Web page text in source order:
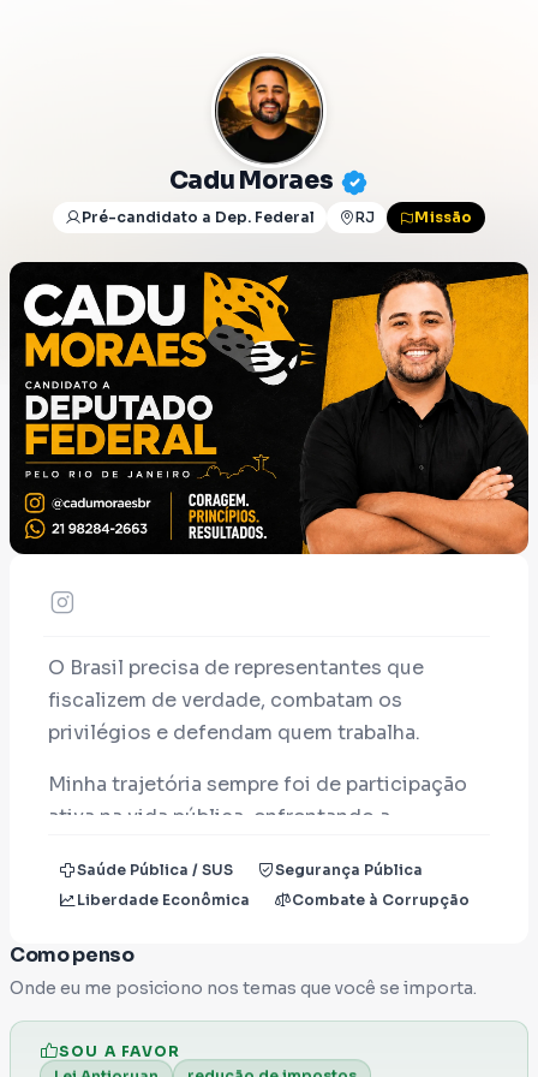
Cadu Moraes
Pré-candidato a Dep. Federal RJ Missão
O Brasil precisa de representantes que
fiscalizem de verdade, combatam os
privilégios e defendam quem trabalha.
Minha trajetória sempre foi de participação
ativa na vida pública, enfrentando a
lutando por pautas importantes para a
população. Também atuo na defesa do SUS,
dos profissionais de enfermagem e dos
motoristas por aplicativo.
pré-candidato a Deputado Federal
Saúde Pública / SUS
Segurança Pública
Liberdade Econômica
Combate à Corrupção
Como penso
Onde eu me posiciono nos temas que você se importa.
SOU A FAVOR